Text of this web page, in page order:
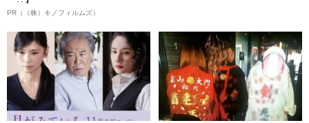
PR（（株）キノフィルムズ）